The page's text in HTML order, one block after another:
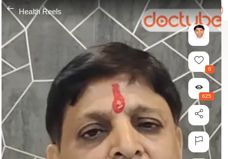
---
Health Reels
0
625